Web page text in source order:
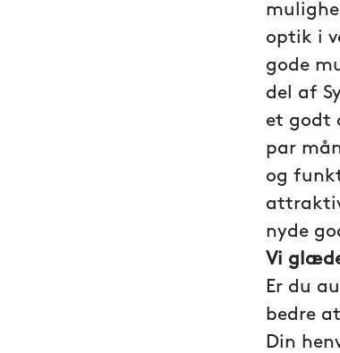
optik i
gode
del af
et godt
par
og
nyde
Vi
Er du
bedre
Din